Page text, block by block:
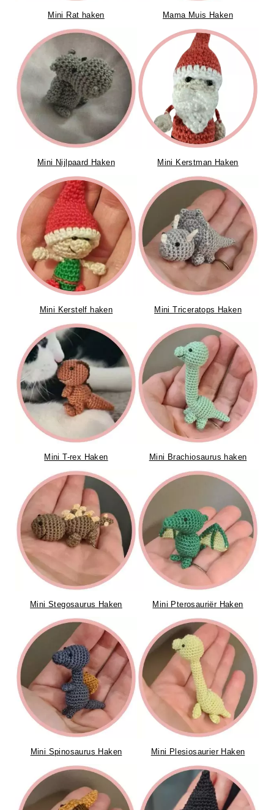
Mini Rat haken Mama Muis Haken
Mini Nijlpaard Haken Mini Kerstman Haken
Mini Kerstelf haken Mini Triceratops Haken
Mini T-rex Haken Mini Brachiosaurus haken
Mini Stegosaurus Haken Mini Pterosauriër Haken
Mini Spinosaurus Haken Mini Plesiosaurier Haken